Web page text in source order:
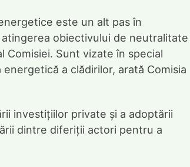
este un alt pas în
obiectivului de neutralitate
Comisiei. Sunt vizate în special
a clădirilor, arată Comisia
investițiilor private și a adoptării
dintre diferiții actori pentru a